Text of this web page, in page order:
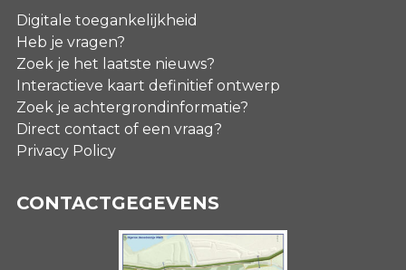
Digitale toegankelijkheid
Heb je vragen?
Zoek je het laatste nieuws?
Interactieve kaart definitief ontwerp
Zoek je achtergrondinformatie?
Direct contact of een vraag?
Privacy Policy
CONTACTGEGEVENS